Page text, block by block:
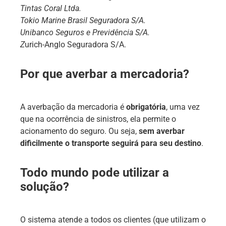
Tintas Coral Ltda.
Tokio Marine Brasil Seguradora S/A.
Unibanco Seguros e Previdência S/A.
Zurich-Anglo Seguradora S/A.
Por que averbar a mercadoria?
A averbação da mercadoria é obrigatória, uma vez
que na ocorrência de sinistros, ela permite o
acionamento do seguro. Ou seja, sem averbar
dificilmente o transporte seguirá para seu destino.
Todo mundo pode utilizar a
solução?
O sistema atende a todos os clientes (que utilizam o